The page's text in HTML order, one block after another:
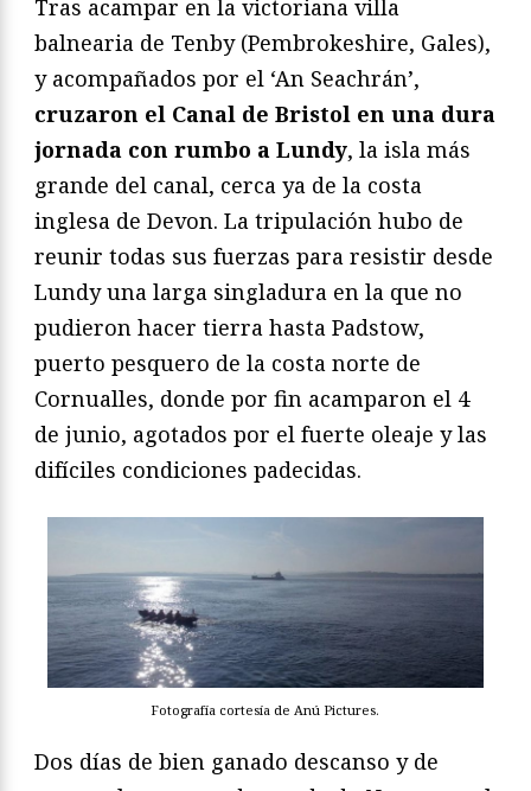
Tras acampar en la victoriana villa
balnearia de Tenby (Pembrokeshire, Gales),
y acompañados por el ‘An Seachrán’,
cruzaron el Canal de Bristol en una dura
jornada con rumbo a Lundy, la isla más
grande del canal, cerca ya de la costa
inglesa de Devon. La tripulación hubo de
reunir todas sus fuerzas para resistir desde
Lundy una larga singladura en la que no
pudieron hacer tierra hasta Padstow,
puerto pesquero de la costa norte de
Cornualles, donde por fin acamparon el 4
de junio, agotados por el fuerte oleaje y las
difíciles condiciones padecidas.
Fotografía cortesía de Anú Pictures.
Dos días de bien ganado descanso y de